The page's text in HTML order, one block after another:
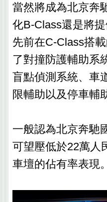
當然將成為北京奔
化B-Class還是將
先前在C-Class搭
了對撞防護輔助系
盲點偵測系統、車
限輔助以及停車輔
一般認為北京奔馳
可望壓低於22萬人
車壇的佔有率表現。